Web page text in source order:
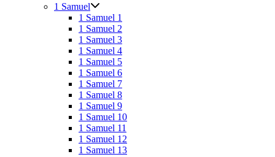
1 Samuel
1 Samuel 1
1 Samuel 2
1 Samuel 3
1 Samuel 4
1 Samuel 5
1 Samuel 6
1 Samuel 7
1 Samuel 8
1 Samuel 9
1 Samuel 10
1 Samuel 11
1 Samuel 12
1 Samuel 13